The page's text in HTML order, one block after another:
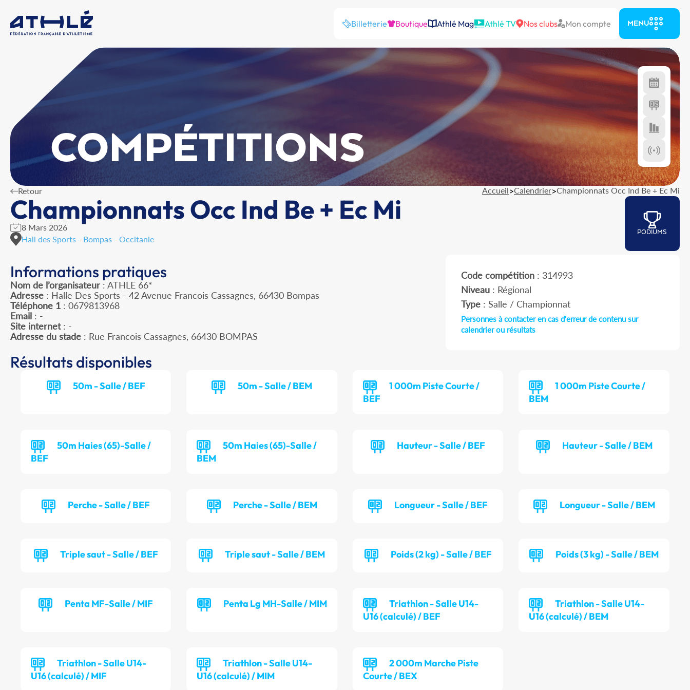
Billetterie Boutique Athlé Mag Athlé TV Nos clubs Mon compte MENU
COMPÉTITIONS
Retour Accueil>Calendrier>Championnats Occ Ind Be + Ec Mi
Championnats Occ Ind Be + Ec Mi
8 Mars 2026
Hall des Sports - Bompas - Occitanie
PODIUMS
Informations pratiques
Nom de l’organisateur : ATHLE 66*
Adresse : Halle Des Sports - 42 Avenue Francois Cassagnes, 66430 Bompas
Téléphone 1 : 0679813968
Email : -
Site internet: -
Adresse du stade : Rue Francois Cassagnes, 66430 BOMPAS
Code compétition: 314993
Niveau: Régional
Type: Salle / Championnat
Personnes à contacter en cas d'erreur de contenu sur
calendrier ou résultats
Résultats disponibles
50m - Salle / BEF 50m - Salle / BEM
1 000m Piste Courte /
BEF
1 000m Piste Courte /
BEM
50m Haies (65)-Salle /
BEF
50m Haies (65)-Salle /
BEM
Hauteur - Salle / BEF Hauteur - Salle / BEM
Perche - Salle / BEF Perche - Salle / BEM Longueur - Salle / BEF Longueur - Salle / BEM
Triple saut - Salle / BEF Triple saut - Salle / BEM Poids (2 kg) - Salle / BEF Poids (3 kg) - Salle / BEM
Penta MF-Salle / MIF Penta Lg MH-Salle / MIM
Triathlon - Salle U14-
U16 (calculé) / BEF
Triathlon - Salle U14-
U16 (calculé) / BEM
Triathlon - Salle U14-
U16 (calculé) / MIF
Triathlon - Salle U14-
U16 (calculé) / MIM
2 000m Marche Piste
Courte / BEX